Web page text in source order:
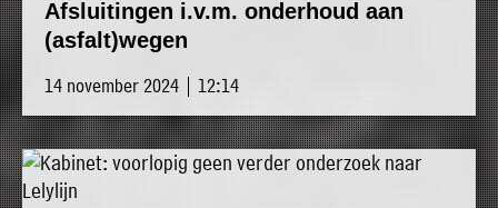
Afsluitingen i.v.m. onderhoud aan
(asfalt)wegen
14 november 2024 | 12:14